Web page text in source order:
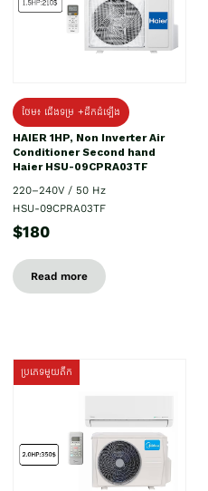
ថែម៖ ជើងទម្រ +ដឹកដំឡើង
HAIER 1HP, Non Inverter Air
Conditioner Second hand
Haier HSU-09CPRA03TF
220–240V / 50 Hz
HSU-09CPRA03TF
$180
Read more
ប្រភេទមួយតឹក